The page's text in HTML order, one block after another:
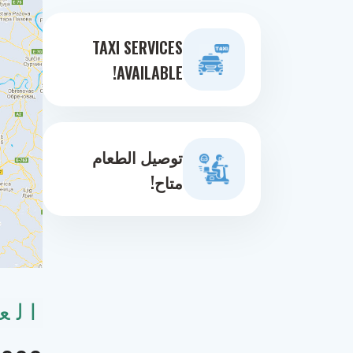
TAXI SERVICES
AVAILABLE!
توصيل الطعام
متاح!